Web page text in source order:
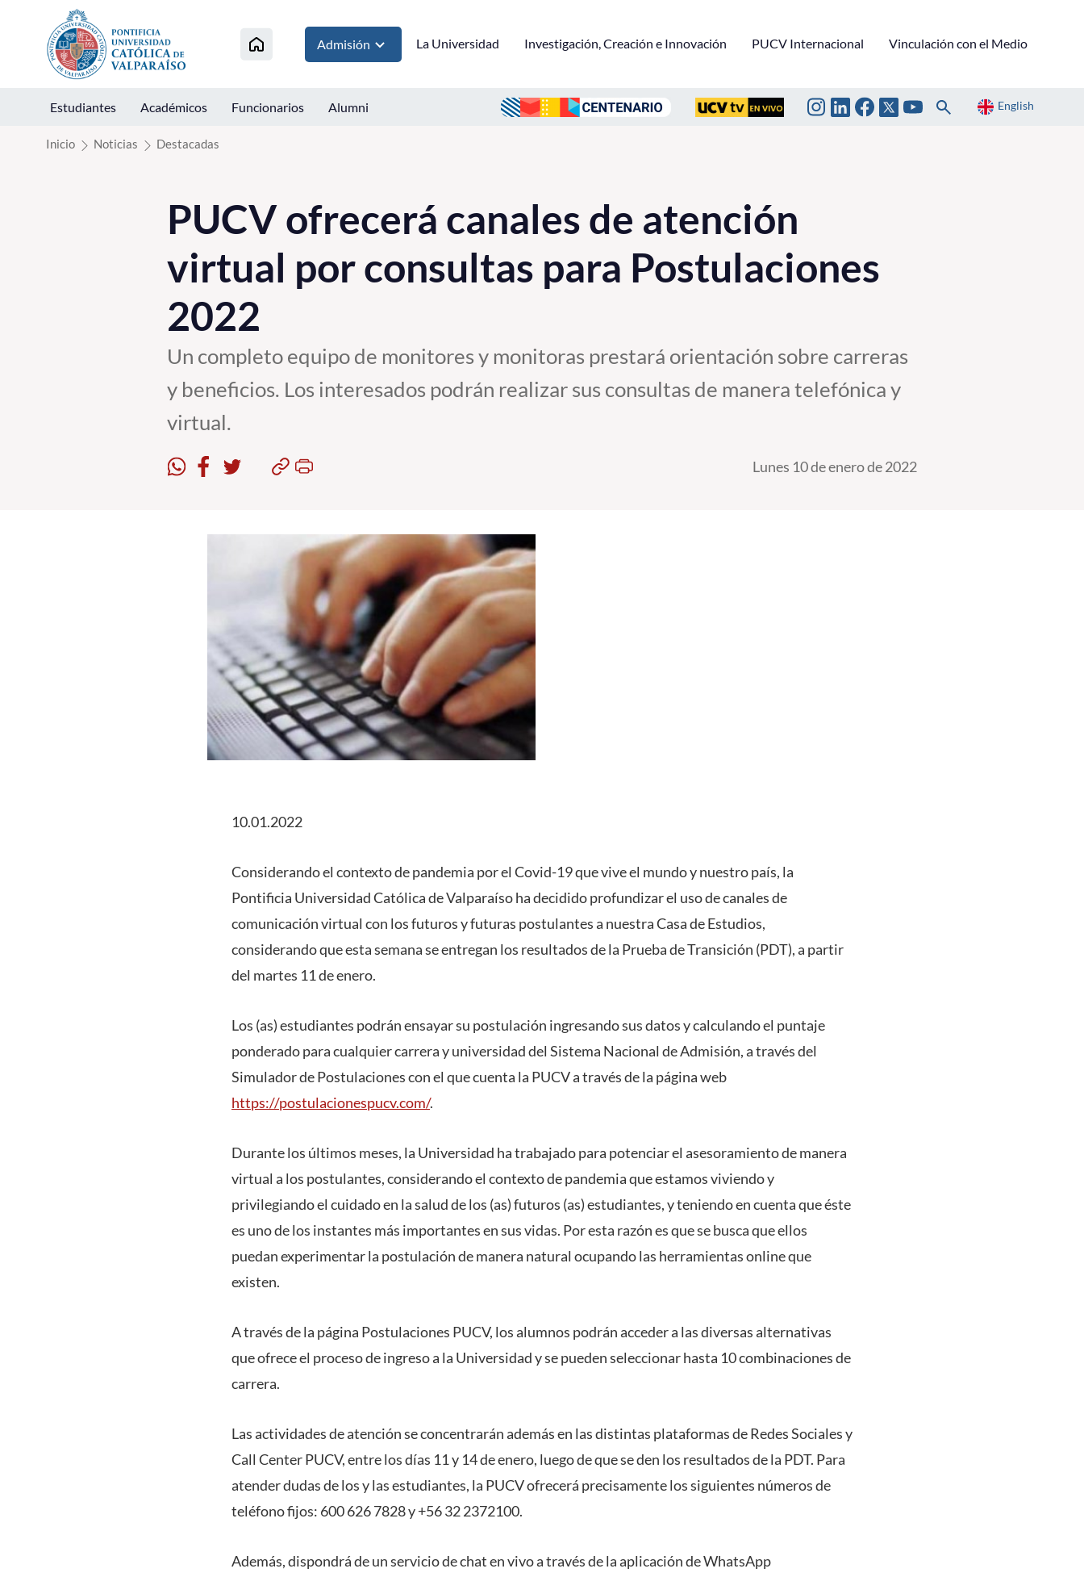
Click acá para ir directamente al contenido
Admisión La Universidad Investigación, Creación e Innovación PUCV Internacional Vinculación con el Medio
Estudiantes Académicos Funcionarios Alumni English
Inicio Noticias Destacadas
PUCV ofrecerá canales de atención
virtual por consultas para Postulaciones
2022
Un completo equipo de monitores y monitoras prestará orientación sobre carreras
y beneficios. Los interesados podrán realizar sus consultas de manera telefónica y
virtual.
Lunes 10 de enero de 2022
10.01.2022
Considerando el contexto de pandemia por el Covid-19 que vive el mundo y nuestro país, la
Pontificia Universidad Católica de Valparaíso ha decidido profundizar el uso de canales de
comunicación virtual con los futuros y futuras postulantes a nuestra Casa de Estudios,
considerando que esta semana se entregan los resultados de la Prueba de Transición (PDT), a partir
del martes 11 de enero.
Los (as) estudiantes podrán ensayar su postulación ingresando sus datos y calculando el puntaje
ponderado para cualquier carrera y universidad del Sistema Nacional de Admisión, a través del
Simulador de Postulaciones con el que cuenta la PUCV a través de la página web
https://postulacionespucv.com/.
Durante los últimos meses, la Universidad ha trabajado para potenciar el asesoramiento de manera
virtual a los postulantes, considerando el contexto de pandemia que estamos viviendo y
privilegiando el cuidado en la salud de los (as) futuros (as) estudiantes, y teniendo en cuenta que éste
es uno de los instantes más importantes en sus vidas. Por esta razón es que se busca que ellos
puedan experimentar la postulación de manera natural ocupando las herramientas online que
existen.
A través de la página Postulaciones PUCV, los alumnos podrán acceder a las diversas alternativas
que ofrece el proceso de ingreso a la Universidad y se pueden seleccionar hasta 10 combinaciones de
carrera.
Las actividades de atención se concentrarán además en las distintas plataformas de Redes Sociales y
Call Center PUCV, entre los días 11 y 14 de enero, luego de que se den los resultados de la PDT. Para
atender dudas de los y las estudiantes, la PUCV ofrecerá precisamente los siguientes números de
teléfono fijos: 600 626 7828 y +56 32 2372100.
Además, dispondrá de un servicio de chat en vivo a través de la aplicación de WhatsApp